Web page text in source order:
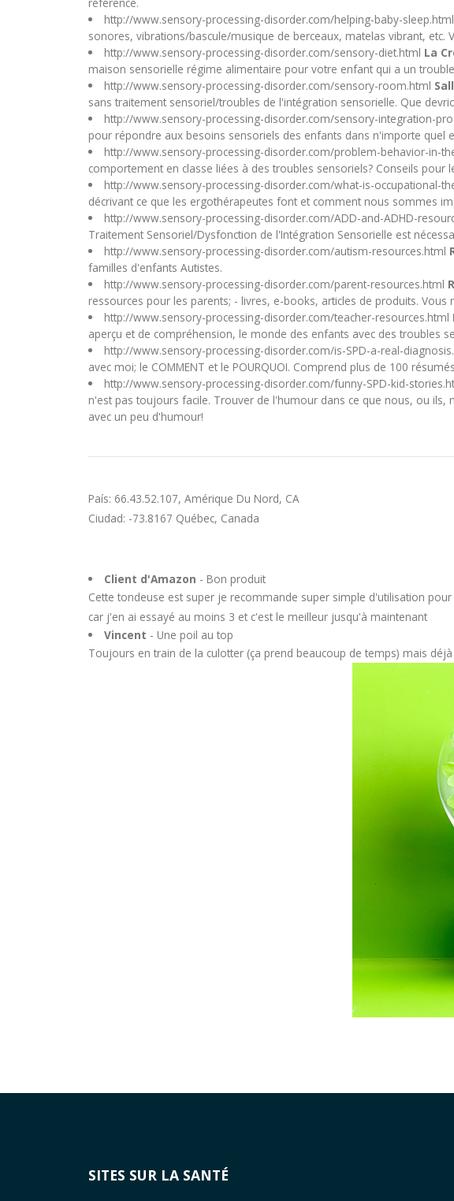
référence.
http://www.sensory-processing-disorder.com/helping-baby-sleep.html
sonores, vibrations/bascule/musique de berceaux, matelas vibrant,
http://www.sensory-processing-disorder.com/sensory-diet.html La
maison sensorielle régime alimentaire pour votre enfant qui a un
http://www.sensory-processing-disorder.com/sensory-room.html
sans traitement sensoriel/troubles de l'intégration sensorielle. Que
http://www.sensory-processing-disorder.com/sensory-integration-
pour répondre aux besoins sensoriels des enfants dans n'importe
http://www.sensory-processing-disorder.com/problem-behavior-in-
comportement en classe liées à des troubles sensoriels? Conseils pour
http://www.sensory-processing-disorder.com/what-is-occupational-
décrivant ce que les ergothérapeutes font et comment nous sommes
http://www.sensory-processing-disorder.com/ADD-and-ADHD-
Traitement Sensoriel/Dysfonction de l'Intégration Sensorielle est
http://www.sensory-processing-disorder.com/autism-resources.html
familles d'enfants Autistes.
http://www.sensory-processing-disorder.com/parent-resources.html
ressources pour les parents; - livres, e-books, articles de produits. Vous
http://www.sensory-processing-disorder.com/teacher-resources.html
aperçu et de compréhension, le monde des enfants avec des troubles
http://www.sensory-processing-disorder.com/is-SPD-a-real-
avec moi; le COMMENT et le POURQUOI. Comprend plus de 100
http://www.sensory-processing-disorder.com/funny-SPD-kid-
n'est pas toujours facile. Trouver de l'humour dans ce que nous, ou ils,
avec un peu d'humour!
País: 66.43.52.107, Amérique Du Nord, CA
Ciudad: -73.8167 Québec, Canada
Client d'Amazon - Bon produit
Cette tondeuse est super je recommande super simple d'utilisation
car j'en ai essayé au moins 3 et c'est le meilleur jusqu'à maintenant
Vincent - Une poil au top
Toujours en train de la culotter (ça prend beaucoup de temps) mais
SITES SUR LA SANTÉ